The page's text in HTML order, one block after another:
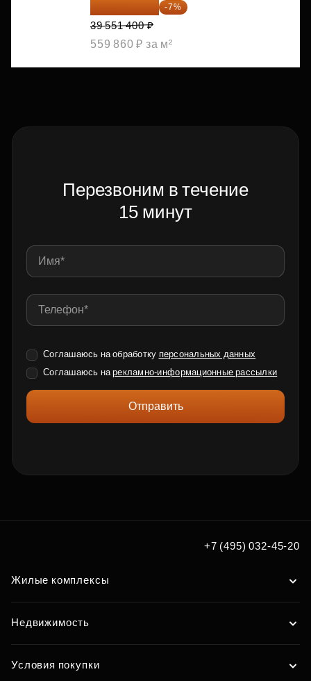
36 782 802 ₽ -7%
39 551 400 ₽
559 860 ₽ за м²
Перезвоним в течение
15 минут
Соглашаюсь на обработку персональных данных
Соглашаюсь нарекламно-информационные рассылки
Отправить
+7 (495) 032-45-20
Жилые комплексы
Недвижимость
Условия покупки